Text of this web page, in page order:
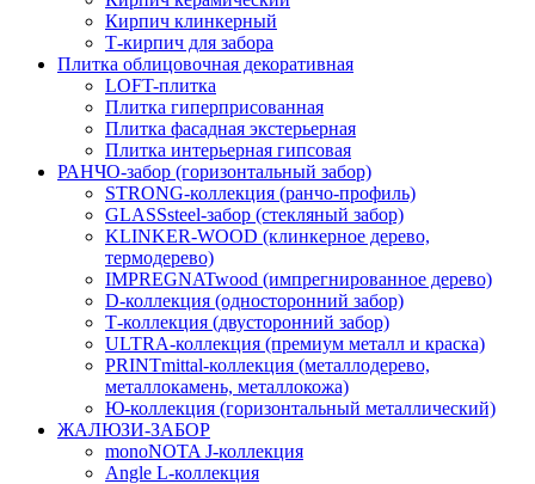
Кирпич клинкерный
Т-кирпич для забора
Плитка облицовочная декоративная
LOFT-плитка
Плитка гиперприсованная
Плитка фасадная экстерьерная
Плитка интерьерная гипсовая
РАНЧО-забор (горизонтальный забор)
STRONG-коллекция (ранчо-профиль)
GLASSsteel-забор (стекляный забор)
KLINKER-WOOD (клинкерное дерево,
термодерево)
IMPREGNATwood (импрегнированное дерево)
D-коллекция (односторонний забор)
Т-коллекция (двусторонний забор)
ULTRA-коллекция (премиум металл и краска)
PRINTmittal-коллекция (металлодерево,
металлокамень, металлокожа)
Ю-коллекция (горизонтальный металлический)
ЖАЛЮЗИ-ЗАБОР
monoNOTA J-коллекция
Angle L-коллекция